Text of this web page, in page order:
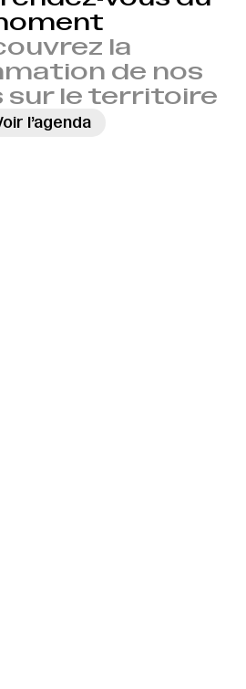
la
de nos
sur le territoire
l’agenda